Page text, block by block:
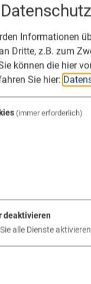
Informationen
Dritte, z.B. zum
können die hier
Sie hier:
(immer erforderlich)
deaktivieren
alle Dienste